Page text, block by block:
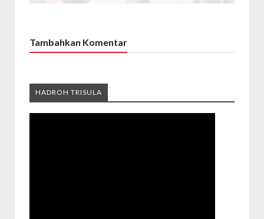
Tambahkan Komentar
HADROH TRISULA